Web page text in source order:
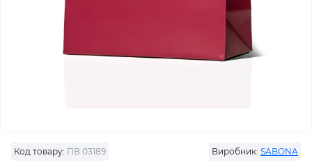
Код товару: ПВ 03189 Виробник: SABONA